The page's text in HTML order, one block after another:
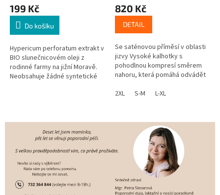
199 Kč
Do košíku
Hypericum perforatum extrakt v
BIO slunečnicovém oleji z
rodinné farmy na jižní Moravě.
Neobsahuje žádné syntetické
820 Kč
DETAIL
Se saténovou příměsí v oblasti
jizvy Vysoké kalhotky s
pohodlnou kompresí směrem
nahoru, která pomáhá odvádět
oblasti řezu a tím podporuje...
2XL S-M L-XL